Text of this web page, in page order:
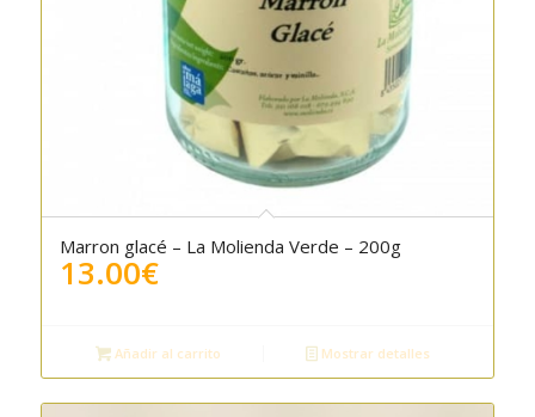
4.00
Marron glacé – La Molienda Verde – 200g
13.00€
Añadir al carrito Mostrar detalles